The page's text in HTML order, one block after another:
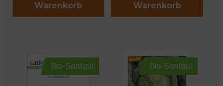
Warenkorb
Warenkorb
Bio-Saatgut Bio-Saatgut